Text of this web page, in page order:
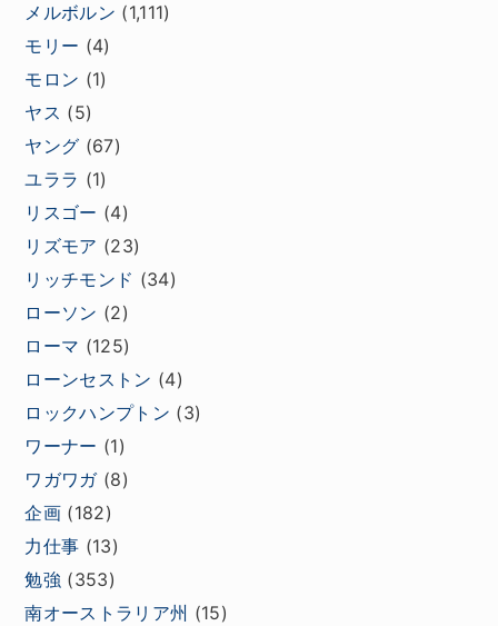
メルボルン (1,111)
モリー (4)
モロン (1)
ヤス (5)
ヤング (67)
ユララ (1)
リスゴー (4)
リズモア (23)
リッチモンド (34)
ローソン (2)
ローマ (125)
ローンセストン (4)
ロックハンプトン (3)
ワーナー (1)
ワガワガ(8)
企画 (182)
力仕事 (13)
勉強 (353)
南オーストラリア州 (15)